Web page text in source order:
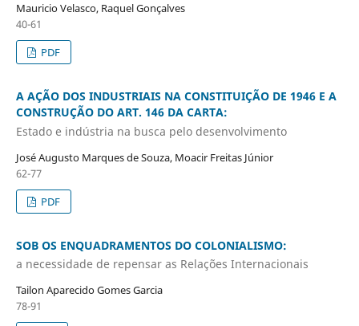
Mauricio Velasco, Raquel Gonçalves
40-61
PDF
A AÇÃO DOS INDUSTRIAIS NA CONSTITUIÇÃO DE 1946 E A
CONSTRUÇÃO DO ART. 146 DA CARTA:
Estado e indústria na busca pelo desenvolvimento
José Augusto Marques de Souza, Moacir Freitas Júnior
62-77
PDF
SOB OS ENQUADRAMENTOS DO COLONIALISMO:
a necessidade de repensar as Relações Internacionais
Tailon Aparecido Gomes Garcia
78-91